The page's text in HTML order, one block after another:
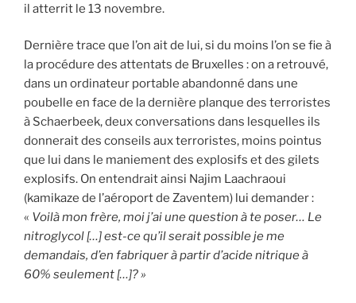
il atterrit le 13 novembre.
Dernière trace que l’on ait de lui, si du moins l’on se fie à
la procédure des attentats de Bruxelles : on a retrouvé,
dans un ordinateur portable abandonné dans une
poubelle en face de la dernière planque des terroristes
à Schaerbeek, deux conversations dans lesquelles ils
donnerait des conseils aux terroristes, moins pointus
que lui dans le maniement des explosifs et des gilets
explosifs. On entendrait ainsi Najim Laachraoui
(kamikaze de l’aéroport de Zaventem) lui demander :
« Voilà mon frère, moi j’ai une question à te poser… Le
nitroglycol […] est-ce qu’il serait possible je me
demandais, d’en fabriquer à partir d’acide nitrique à
60% seulement […]? »